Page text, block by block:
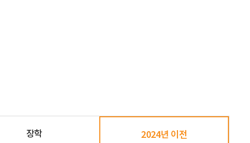
장학 2024년 이전